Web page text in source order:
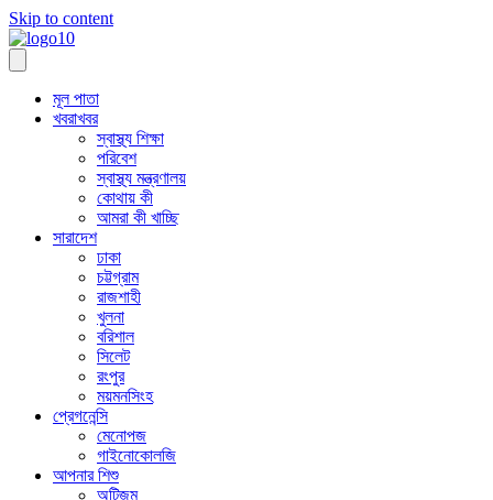
Skip to content
মূল পাতা
খবরাখবর
স্বাস্থ্য শিক্ষা
পরিবেশ
স্বাস্থ্য মন্ত্রণালয়
কোথায় কী
আমরা কী খাচ্ছি
সারাদেশ
ঢাকা
চট্টগ্রাম
রাজশাহী
খুলনা
বরিশাল
সিলেট
রংপুর
ময়মনসিংহ
প্রেগনেন্সি
মেনোপজ
গাইনোকোলজি
আপনার শিশু
অটিজম